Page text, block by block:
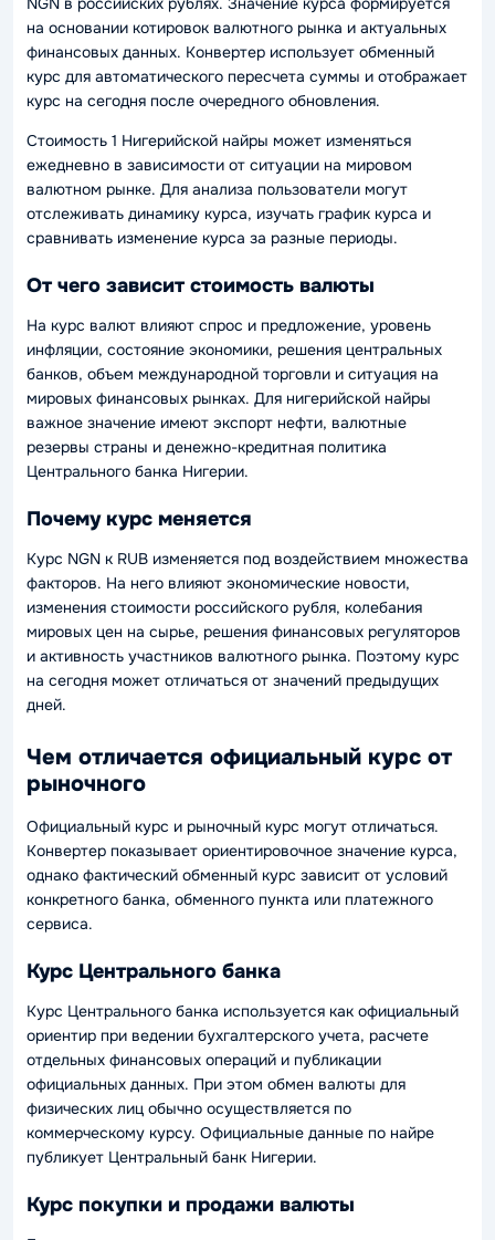
на основании котировок валютного рынка и актуальных
финансовых данных. Конвертер использует обменный
курс для автоматического пересчета суммы и отображает
курс на сегодня после очередного обновления.
Стоимость 1 Нигерийской найры может изменяться
ежедневно в зависимости от ситуации на мировом
валютном рынке. Для анализа пользователи могут
отслеживать динамику курса, изучать график курса и
сравнивать изменение курса за разные периоды.
От чего зависит стоимость валюты
На курс валют влияют спрос и предложение, уровень
инфляции, состояние экономики, решения центральных
банков, объем международной торговли и ситуация на
мировых финансовых рынках. Для нигерийской найры
важное значение имеют экспорт нефти, валютные
резервы страны и денежно-кредитная политика
Центрального банка Нигерии.
Почему курс меняется
Курс NGN к RUB изменяется под воздействием множества
факторов. На него влияют экономические новости,
изменения стоимости российского рубля, колебания
мировых цен на сырье, решения финансовых регуляторов
и активность участников валютного рынка. Поэтому курс
на сегодня может отличаться от значений предыдущих
дней.
Чем отличается официальный курс от
рыночного
Официальный курс и рыночный курс могут отличаться.
Конвертер показывает ориентировочное значение курса,
однако фактический обменный курс зависит от условий
конкретного банка, обменного пункта или платежного
сервиса.
Курс Центрального банка
Курс Центрального банка используется как официальный
ориентир при ведении бухгалтерского учета, расчете
отдельных финансовых операций и публикации
официальных данных. При этом обмен валюты для
физических лиц обычно осуществляется по
коммерческому курсу. Официальные данные по найре
публикует Центральный банк Нигерии.
Курс покупки и продажи валюты